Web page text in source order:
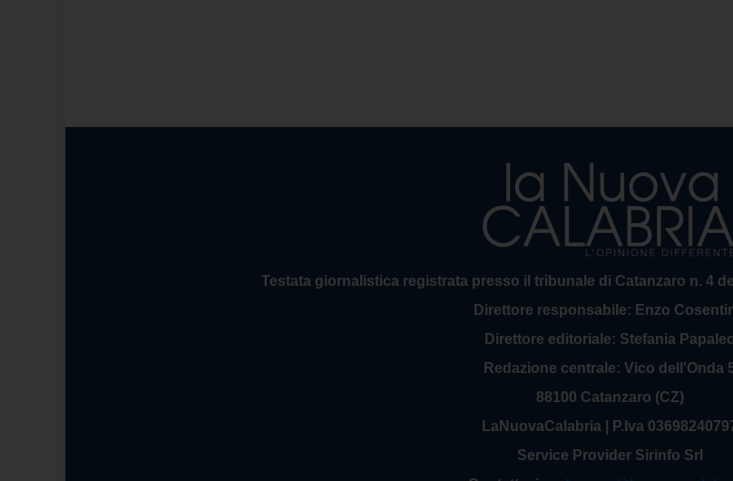
Testata giornalistica registrata presso il tribunale di Catanzaro n. 4
Direttore responsabile: Enzo
Direttore editoriale: Stefania
Redazione centrale: Vico dell'Onda
88100 Catanzaro (CZ)
LaNuovaCalabria | P.Iva
Service Provider Sirinfo Srl